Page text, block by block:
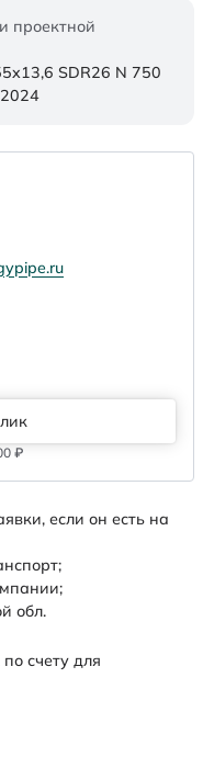
проектной
SDR26 N 750
₽
если он есть на
обл.
счету для